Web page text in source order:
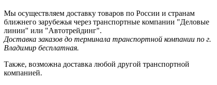
Мы осуществляем доставку товаров по России и странам
ближнего зарубежья через транспортные компании "Деловые
линии" или "Автотрейдинг".
Доставка заказов до терминала транспортной компании по г.
Владимир бесплатная.
Также, возможна доставка любой другой транспортной
компанией.